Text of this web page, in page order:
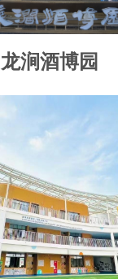
龙涧酒博园